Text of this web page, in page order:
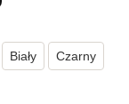
Biały Czarny